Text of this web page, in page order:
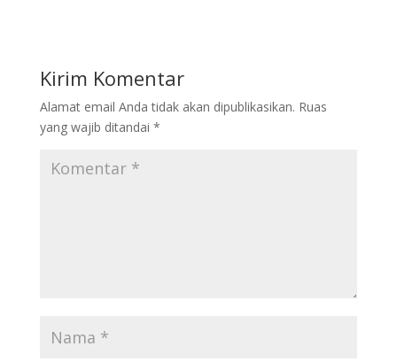
Kirim Komentar
Alamat email Anda tidak akan dipublikasikan. Ruas
yang wajib ditandai *